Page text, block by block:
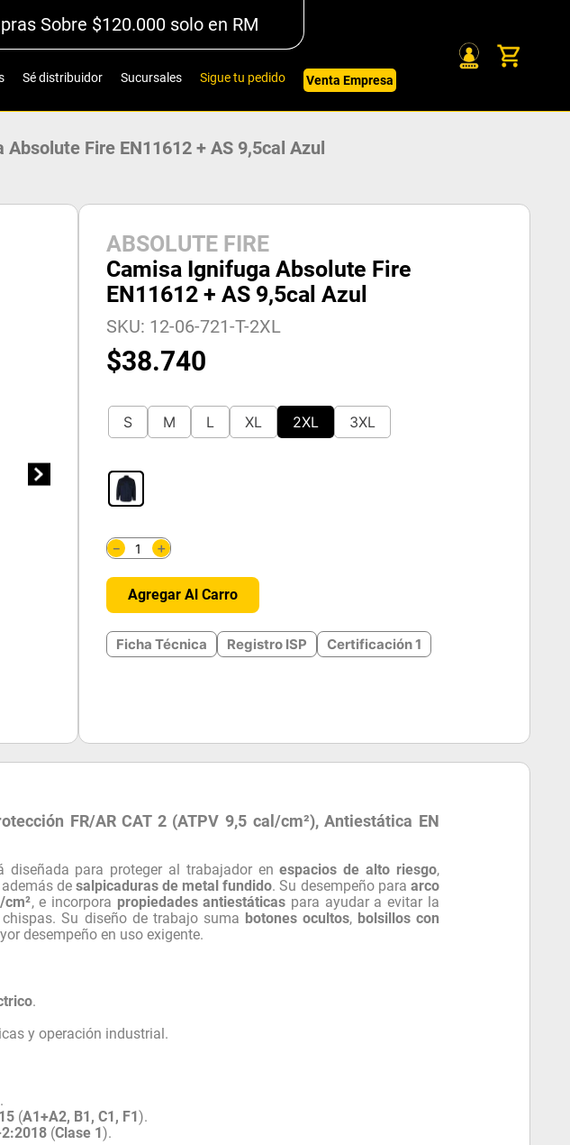
Sobre $120.000 solo en RM
Sé distribuidor Sucursales Sigue tu pedido Venta Empresa
Absolute Fire EN11612 + AS 9,5cal Azul
ABSOLUTE FIRE
Camisa Ignifuga Absolute Fire
EN11612 + AS 9,5cal Azul
SKU: 12-06-721-T-2XL
$38.740
S M L XL 2XL 3XL
＋
－
Agregar Al Carro
Ficha Técnica Registro ISP Certificación 1
FR/AR CAT 2 (ATPV 9,5 cal/cm²), Antiestática EN
diseñada para proteger al trabajador enespacios de alto riesgo,
además desalpicaduras de metal fundido. Su desempeño para arco
cm², e incorpora propiedades antiestáticas para ayudar a evitar la
Su diseño de trabajo suma botones ocultos, bolsillos con
desempeño en uso exigente.
.
y operación industrial.
.
(A1+A2, B1, C1, F1).
(Clase 1).